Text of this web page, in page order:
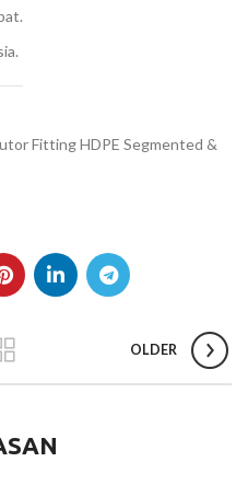
Fitting HDPE Segmented &
OLDER